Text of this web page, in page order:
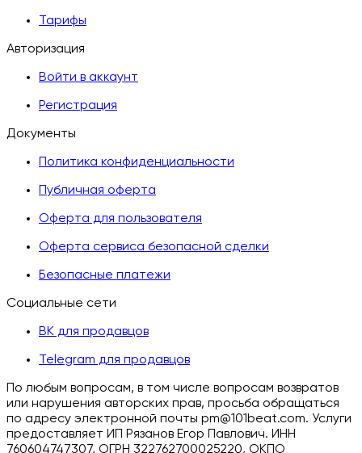
Тарифы
Авторизация
Войти в аккаунт
Регистрация
Документы
Политика конфиденциальности
Публичная оферта
Оферта для пользователя
Оферта сервиса безопасной сделки
Безопасные платежи
Социальные сети
ВК для продавцов
Telegram для продавцов
По любым вопросам, в том числе вопросам возвратов
или нарушения авторских прав, просьба обращаться
по адресу электронной почты pm@101beat.com. Услуги
предоставляет ИП Рязанов Егор Павлович. ИНН
760604747307, ОГРН 322762700025220, ОКПО